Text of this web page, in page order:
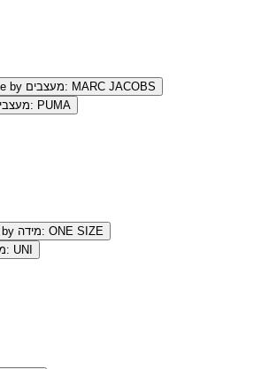
Refine by מעצבים: MARC JACOBS
Refine by מעצבים: PUMA
Refine by מידה: ONE SIZE
Refine by מידה: UNI